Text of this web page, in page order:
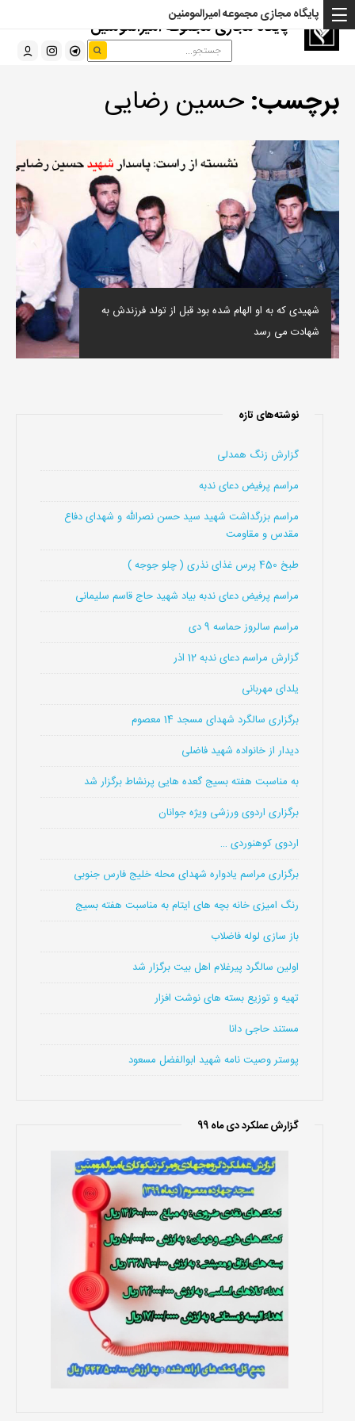
پایگاه مجازی مجموعه امیرالمومنین
پایگاه مجازی مجموعه امیرالمومنین
برچسب:حسین رضایی
شهیدی که به او الهام شده بود قبل از تولد فرزندش به
شهادت می رسد
نوشته‌های تازه
گزارش زنگ همدلی
مراسم پرفیض دعای ندبه
مراسم بزرگداشت شهید سید حسن نصرالله و شهدای دفاع
مقدس و مقاومت
طبخ 450 پرس غذای نذری ( چلو جوجه )
مراسم پرفیض دعای ندبه بیاد شهید حاج قاسم سلیمانی
مراسم سالروز حماسه 9 دی
گزارش مراسم دعای ندبه 12 اذر
یلدای مهربانی
برگزاری سالگرد شهدای مسجد 14 معصوم
دیدار از خانواده شهید فاضلی
به مناسبت هفته بسیج گعده هایی پرنشاط برگزار شد
برگزاری اردوی ورزشی ویژه جوانان
اردوی کوهنوردی …
برگزاری مراسم یادواره شهدای محله خلیج فارس جنوبی
رنگ امیزی خانه بچه های ایتام به مناسبت هفته بسیج
باز سازی لوله فاضلاب
اولین سالگرد پیرغلام اهل بیت برگزار شد
تهیه و توزیع بسته های نوشت افزار
مستند حاجی دانا
پوستر وصیت نامه شهید ابوالفضل مسعود
گزارش عملکرد دی ماه 99